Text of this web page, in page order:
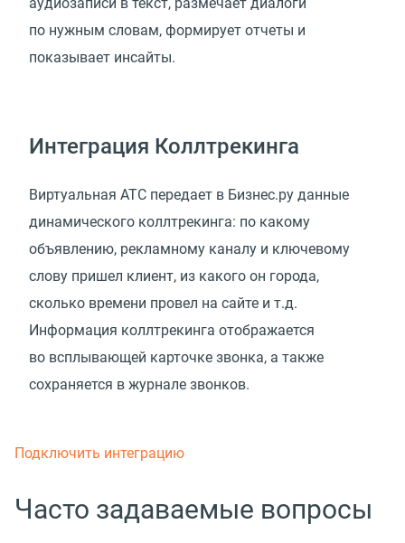
по нужным словам, формирует отчеты и
показывает инсайты.
Интеграция Коллтрекинга
Виртуальная АТС передает в Бизнес.ру данные
динамического коллтрекинга: по какому
объявлению, рекламному каналу и ключевому
слову пришел клиент, из какого он города,
сколько времени провел на сайте и т.д.
Информация коллтрекинга отображается
во всплывающей карточке звонка, а также
сохраняется в журнале звонков.
Подключить интеграцию
Часто задаваемые вопросы